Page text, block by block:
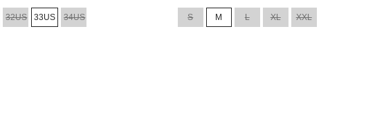
32US 33US 34US S M L XL XXL